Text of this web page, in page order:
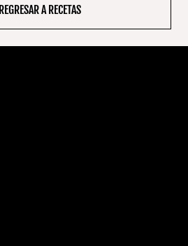
REGRESAR A RECETAS